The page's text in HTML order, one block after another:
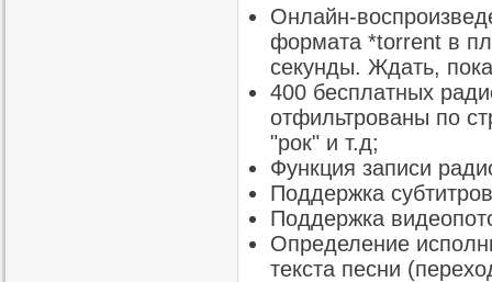
Онлайн-
формата *torrent в
секунды. Ждать,
400 бесплатных
отфильтрованы по
"рок" и т.д;
Функция записи
Поддержка
Поддержка
Определение
текста песни